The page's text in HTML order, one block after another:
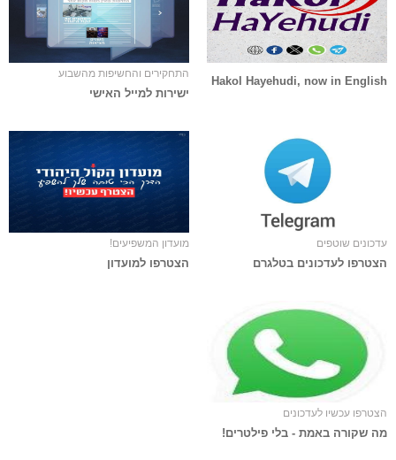
Hakol Hayehudi, now in English
התחקירים והחשיפות מהשבוע
ישירות למייל האישי
עדכונים שוטפים
הצטרפו לעדכונים בטלגרם
מועדון המשפיעים!
הצטרפו למועדון
הצטרפו עכשיו לעדכונים
מה שקורה באמת - בלי פילטרים!